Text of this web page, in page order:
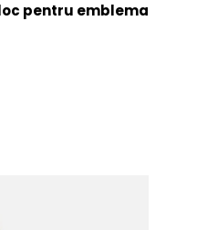
pentru emblema